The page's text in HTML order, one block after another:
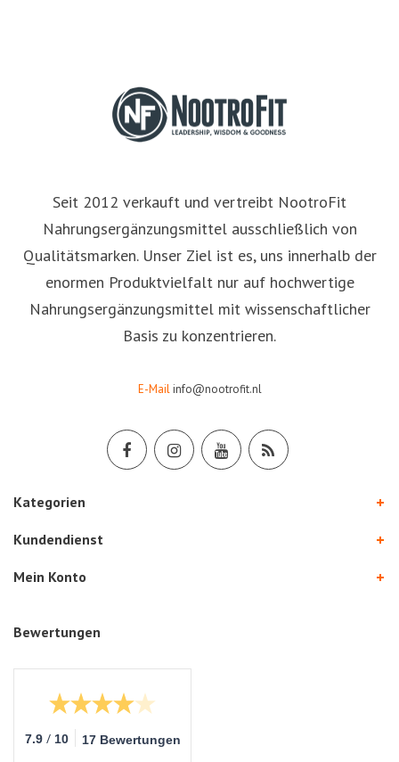
Seit 2012 verkauft und vertreibt NootroFit
Nahrungsergänzungsmittel ausschließlich von
Qualitätsmarken. Unser Ziel ist es, uns innerhalb der
enormen Produktvielfalt nur auf hochwertige
Nahrungsergänzungsmittel mit wissenschaftlicher
Basis zu konzentrieren.
E-Mail info@nootrofit.nl
Kategorien
Kundendienst
Mein Konto
Bewertungen
7.9 / 10 17 Bewertungen